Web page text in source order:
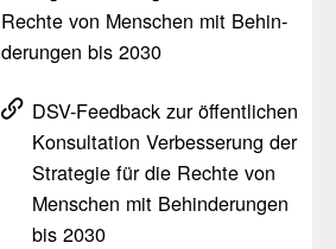
Rechte von Menschen mit Behin­
de­rungen bis 2030
DSV-Feed­back zur öffent­li­chen
Konsul­ta­tion Verbes­se­rung der
Stra­tegie für die Rechte von
Menschen mit Behin­de­rungen
bis 2030